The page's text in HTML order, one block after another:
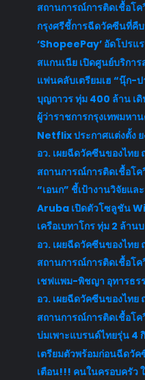
สถานการณ์การติดเชื้อโ
กรุงศรีชี้การฉีดวัคซีนที่คื
‘ShopeePay’ อัดโปรแร
สแกนเนีย เปิดศูนย์บริการ
แฟนคลับเตรียมเฮ “นุ๊ก-
บุญถาวร ทุ่ม 400 ล้าน เ
ผู้ว่าราชการกรุงเทพมหา
Netflix ประกาศแต่งตั้ง
อว. เผยฉีดวัคซีนของไท
สถานการณ์การติดเชื้อโ
“เอนก” ชี้เป้างานวิจัยแล
Aruba เปิดตัวโซลูชัน
เครือเบทาโกร ทุ่ม 2 ล้า
อว. เผยฉีดวัคซีนของไท
สถานการณ์การติดเชื้อโ
เชฟแพม-พิชญา อุทารธร
อว. เผยฉีดวัคซีนของไท
สถานการณ์การติดเชื้อโค
บ่มเพาะแบรนด์ไทยรุ่น 4
เตรียมตัวพร้อมก่อนฉีดวั
เตือน!!! คนในครอบครัว